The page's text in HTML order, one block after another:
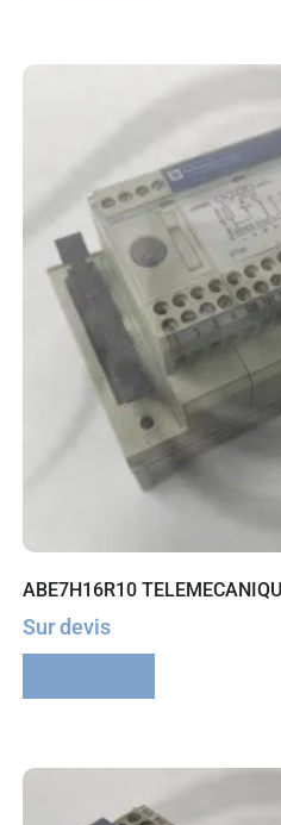
ABE7H16R10
Sur devis